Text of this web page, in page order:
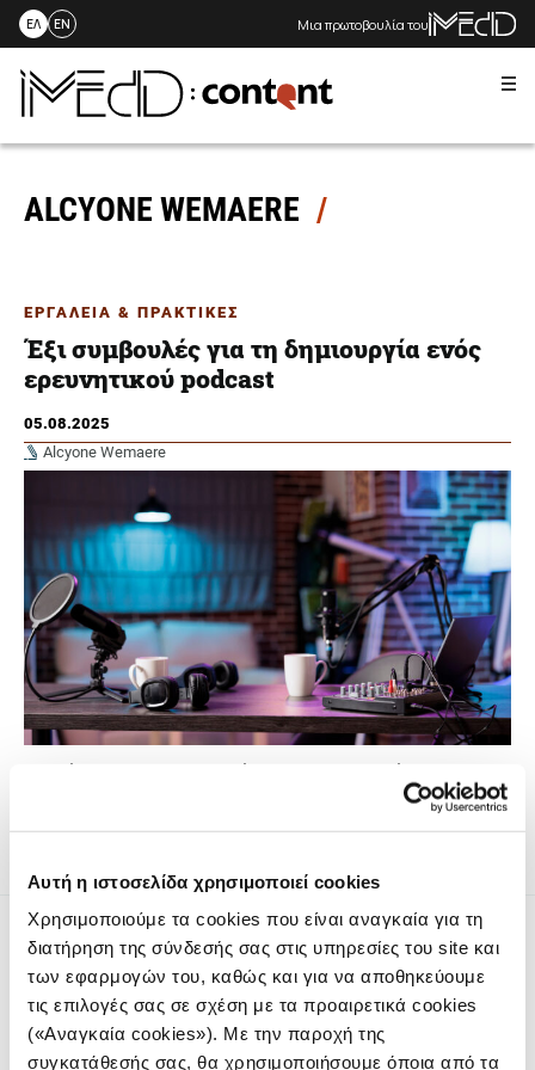
Αυτή η ιστοσελίδα χρησιμοποιεί cookies
Χρησιμοποιούμε τα cookies που είναι αναγκαία για τη
διατήρηση της σύνδεσής σας στις υπηρεσίες του site και
των εφαρμογών του, καθώς και για να αποθηκεύουμε
τις επιλογές σας σε σχέση με τα προαιρετικά cookies
(«Αναγκαία cookies»). Με την παροχή της
συγκατάθεσής σας, θα χρησιμοποιήσουμε όποια από τα
Skip
content
ΕΛ EN Μια πρωτοβουλία του
ALCYONE WEMAERE
ΕΡΓΑΛΕΙΑ & ΠΡΑΚΤΙΚΕΣ
Έξι συμβουλές για τη δημιουργία ενός
ερευνητικού podcast
05.08.2025
Alcyone Wemaere
Προτάσεις για το πως να κάνετε τα ερευνητικά podcast
Το iMEdD είναι ένας μη κερδοσκοπικός δημοσιογραφικός